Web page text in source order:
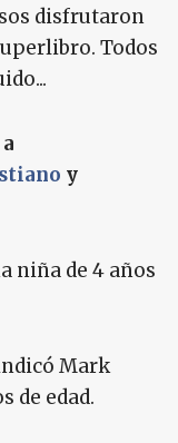
disfrutaron
Todos
y
niña de 4 años
Mark
de edad.